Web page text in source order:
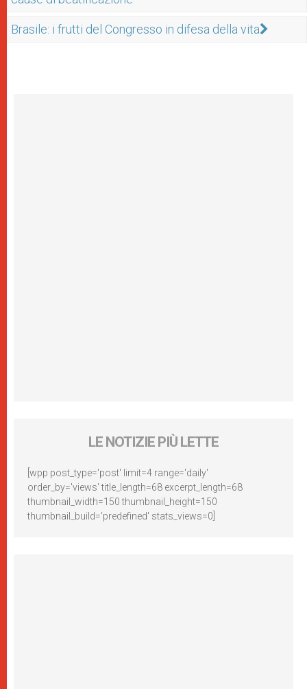
Brasile: i frutti del Congresso in difesa della vita
LE NOTIZIE PIÙ LETTE
[wpp post_type='post' limit=4 range='daily'
order_by='views' title_length=68 excerpt_length=68
thumbnail_width=150 thumbnail_height=150
thumbnail_build='predefined' stats_views=0]